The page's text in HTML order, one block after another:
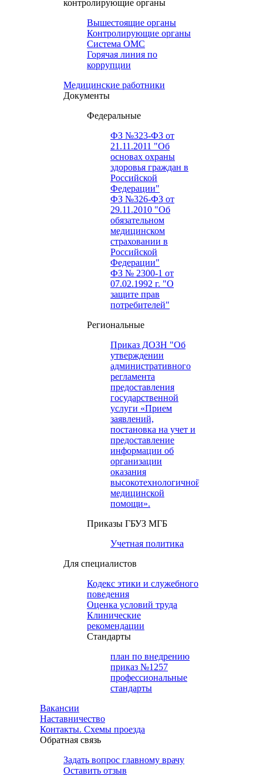
контролирующие органы
Вышестоящие органы
Контролирующие органы
Система ОМС
Горячая линия по
коррупции
Медицинские работники
Документы
Федеральные
ФЗ №323-ФЗ от
21.11.2011 "Об
основах охраны
здоровья граждан в
Российской
Федерации"
ФЗ №326-ФЗ от
29.11.2010 "Об
обязательном
медицинском
страховании в
Российской
Федерации"
ФЗ № 2300-1 от
07.02.1992 г. "О
защите прав
потребителей"
Региональные
Приказ ДОЗН "Об
утверждении
административного
регламента
предоставления
государственной
услуги «Прием
заявлений,
постановка на учет и
предоставление
информации об
организации
оказания
высокотехнологичной
медицинской
помощи».
Приказы ГБУЗ МГБ
Учетная политика
Для специалистов
Кодекс этики и служебного
поведения
Оценка условий труда
Клинические
рекомендации
Cтандарты
план по внедрению
приказ №1257
профессиональные
стандарты
Вакансии
Наставничество
Контакты. Схемы проезда
Обратная связь
Задать вопрос главному врачу
Оставить отзыв